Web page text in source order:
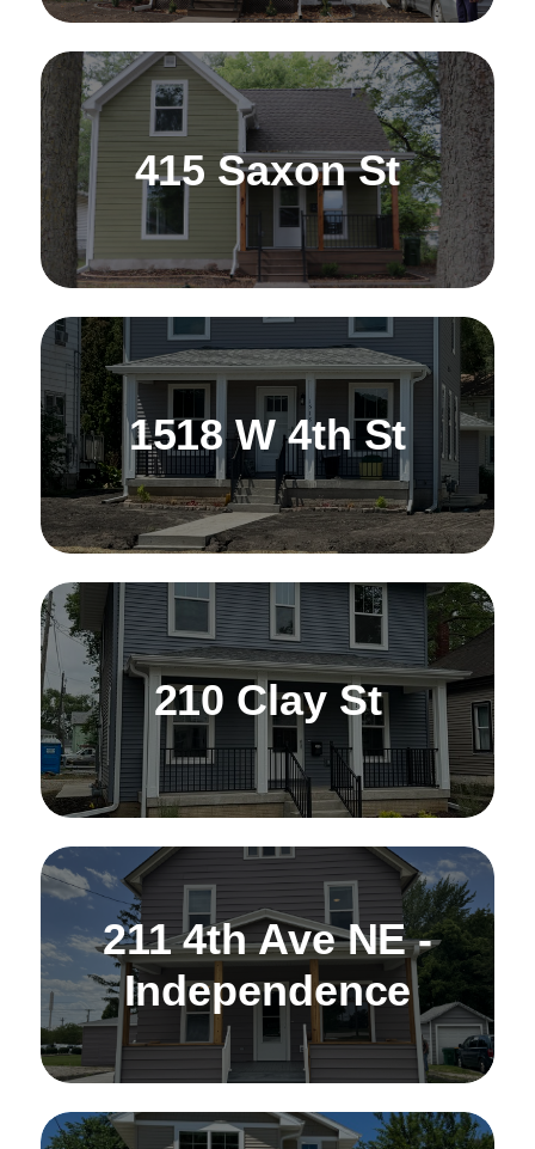
415 Saxon St
1518 W 4th St
210 Clay St
211 4th Ave NE -
Independence